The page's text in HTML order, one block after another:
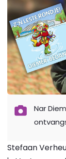
Nar
Stefaan